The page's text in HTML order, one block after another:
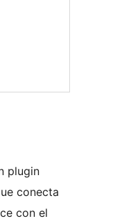
plugin
conecta
con el